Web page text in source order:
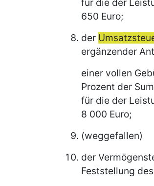
für die der
650 Euro;
der
ergänzender
einer vollen
Prozent der
für die der
8 000 Euro;
(weggefallen)
der
Feststellung